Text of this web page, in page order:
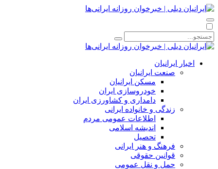
اخبار ایرانیان
صنعت ایرانیان
مسکن ایرانیان
خودروسازی ایران
دامداری و کشاورزی ایران
زندگی و خانواده ایرانی
اطلاعات عمومی مردم
اندیشه اسلامی
تحصیل
فرهنگ و هنر ایرانی
قوانین حقوقی
حمل و نقل عمومی